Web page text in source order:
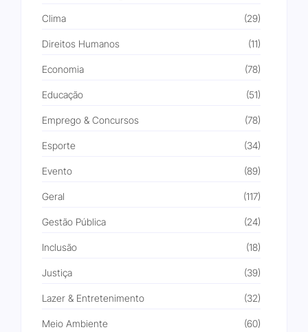
Clima (29)
Direitos Humanos (11)
Economia (78)
Educação (51)
Emprego & Concursos (78)
Esporte (34)
Evento (89)
Geral (117)
Gestão Pública (24)
Inclusão (18)
Justiça (39)
Lazer & Entretenimento (32)
Meio Ambiente (60)